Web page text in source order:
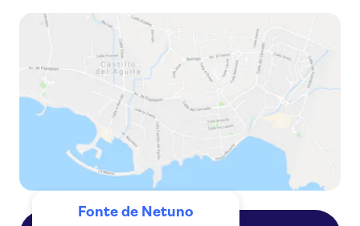
Stutthof Concentration Camp
Fonte de Netuno